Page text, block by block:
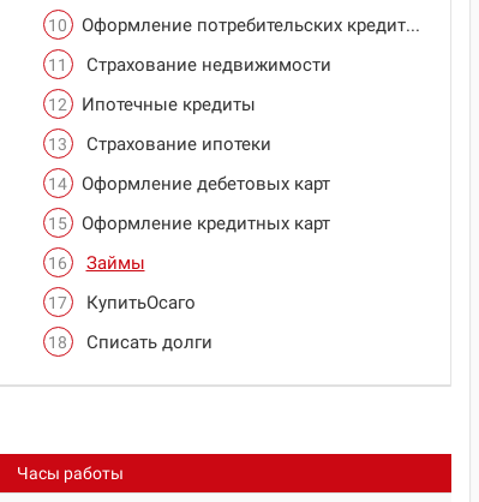
Оформление потребительских кредитов
Страхование недвижимости
Ипотечные кредиты
Страхование ипотеки
Оформление дебетовых карт
Оформление кредитных карт
Займы
КупитьОсаго
Списать долги
Часы работы